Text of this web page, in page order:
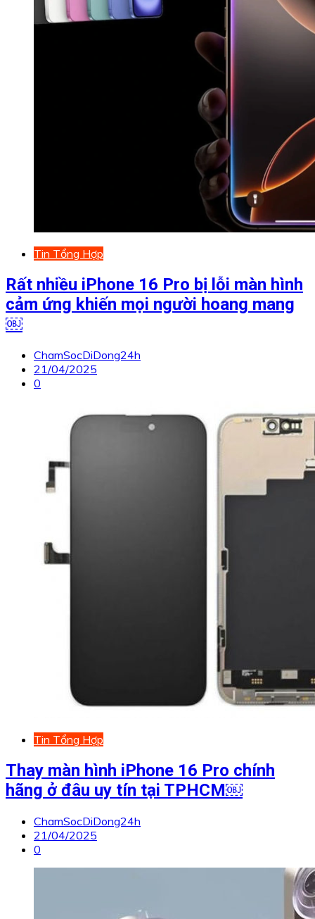
Tin Tổng Hợp
Rất nhiều iPhone 16 Pro bị lỗi màn hình
cảm ứng khiến mọi người hoang mang
￼
ChamSocDiDong24h
21/04/2025
0
Tin Tổng Hợp
Thay màn hình iPhone 16 Pro chính
hãng ở đâu uy tín tại TPHCM￼
ChamSocDiDong24h
21/04/2025
0